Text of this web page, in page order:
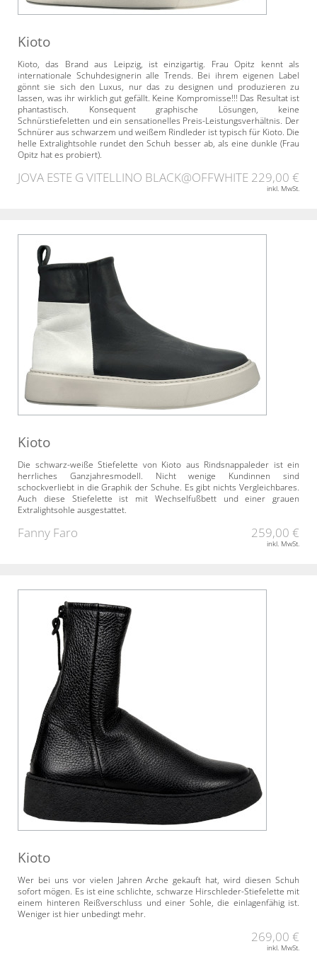
Kioto
Kioto, das Brand aus Leipzig, ist einzigartig. Frau Opitz kennt als
internationale Schuhdesignerin alle Trends. Bei ihrem eigenen Label
gönnt sie sich den Luxus, nur das zu designen und produzieren zu
lassen, was ihr wirklich gut gefällt. Keine Kompromisse!!! Das Resultat ist
phantastisch. Konsequent graphische Lösungen, keine
Schnürstiefeletten und ein sensationelles Preis-Leistungsverhältnis. Der
Schnürer aus schwarzem und weißem Rindleder ist typisch für Kioto. Die
helle Extralightsohle rundet den Schuh besser ab, als eine dunkle (Frau
Opitz hat es probiert).
JOVA ESTE G VITELLINO BLACK@OFFWHITE 229,00 €
inkl. MwSt.
Kioto
Die schwarz-weiße Stiefelette von Kioto aus Rindsnappaleder ist ein
herrliches Ganzjahresmodell. Nicht wenige Kundinnen sind
schockverliebt in die Graphik der Schuhe. Es gibt nichts Vergleichbares.
Auch diese Stiefelette ist mit Wechselfußbett und einer grauen
Extralightsohle ausgestattet.
Fanny Faro 259,00 €
inkl. MwSt.
Kioto
Wer bei uns vor vielen Jahren Arche gekauft hat, wird diesen Schuh
sofort mögen. Es ist eine schlichte, schwarze Hirschleder-Stiefelette mit
einem hinteren Reißverschluss und einer Sohle, die einlagenfähig ist.
Weniger ist hier unbedingt mehr.
269,00 €
inkl. MwSt.